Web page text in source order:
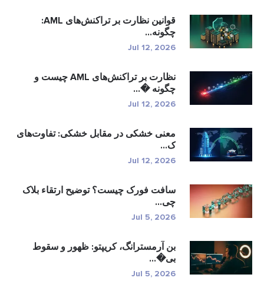
قوانین نظارت بر تراکنش‌های AML:
چگونه...
Jul 12, 2026
نظارت بر تراکنش‌های AML چیست و
چگونه �...
Jul 12, 2026
معنی خشکی در مقابل خشکی: تفاوت‌های
ک...
Jul 12, 2026
سافت فورک چیست؟ توضیح ارتقاء بلاک
چی...
Jul 5, 2026
بن آرمسترانگ، کریپتو: ظهور و سقوط
بی�...
Jul 5, 2026